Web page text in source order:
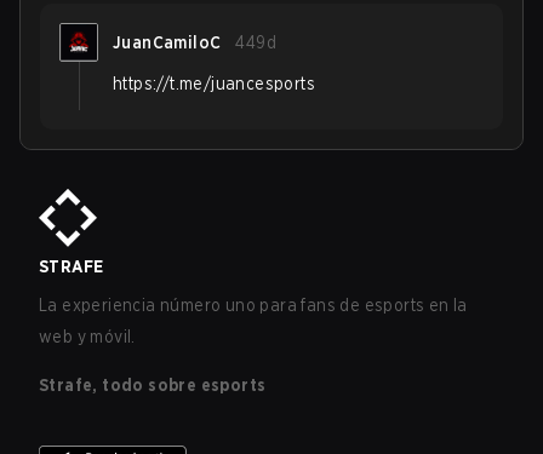
JuanCamiloC 449d
https://t.me/juancesports
STRAFE
La experiencia número uno para fans de esports en la
web y móvil.
Strafe, todo sobre esports